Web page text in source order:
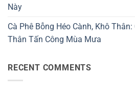
Này
Cà Phê Bỗng Héo Cành, Khô
Thân Tấn Công Mùa Mưa
RECENT COMMENTS